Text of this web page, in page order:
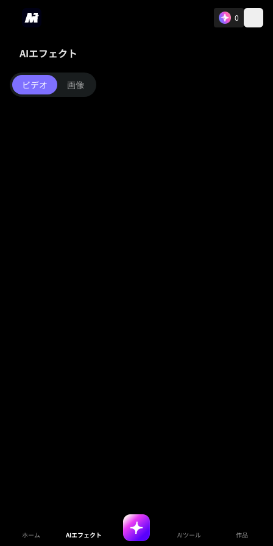
0
AIエフェクト
ビデオ 画像
ホーム AIエフェクト AIツール 作品